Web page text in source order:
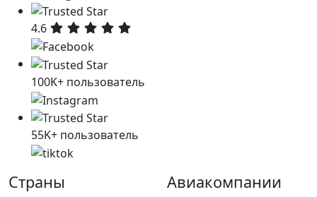
4.6
100K+ пользователь
55K+ пользователь
Страны Авиакомпании